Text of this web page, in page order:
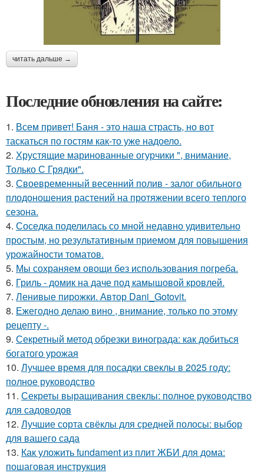
читать дальше →
Последние обновления на сайте:
1. Всем привет! Баня - это наша страсть, но вот
таскаться по гостям как-то уже надоело.
2. Хрустящие маринованные огурчики ", внимание,
Только С Грядки".
3. Своевременный весенний полив - залог обильного
плодоношения растений на протяжении всего теплого
сезона.
4. Соседка поделилась со мной недавно удивительно
простым, но результативным приемом для повышения
урожайности томатов.
5. Мы сохраняем овощи без использования погреба.
6. Гриль - домик на даче под камышовой кровлей.
7. Ленивые пирожки. Автор Dani_Gotovit.
8. Ежегодно делаю вино , внимание, только по этому
рецепту -.
9. Секретный метод обрезки винограда: как добиться
богатого урожая
10. Лучшее время для посадки свеклы в 2025 году:
полное руководство
11. Секреты выращивания свеклы: полное руководство
для садоводов
12. Лучшие сорта свёклы для средней полосы: выбор
для вашего сада
13. Как уложить fundament из плит ЖБИ для дома:
пошаговая инструкция